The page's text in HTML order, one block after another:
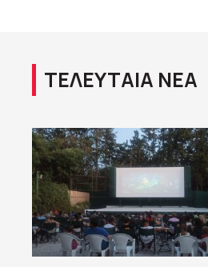
ΤΕΛΕΥΤΑΙΑ ΝΕΑ